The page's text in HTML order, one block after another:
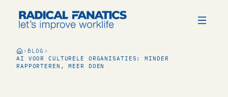
BLOG
AI VOOR CULTURELE ORGANISATIES: MINDER
RAPPORTEREN, MEER DOEN